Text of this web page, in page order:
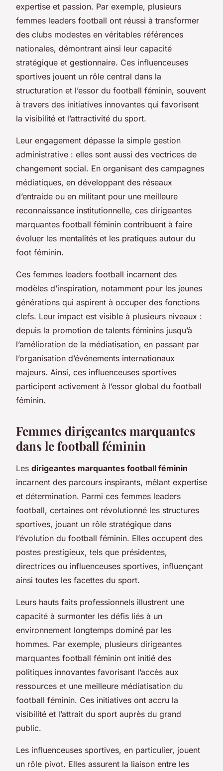
expertise et passion. Par exemple, plusieurs
femmes leaders football ont réussi à transformer
des clubs modestes en véritables références
nationales, démontrant ainsi leur capacité
stratégique et gestionnaire. Ces influenceuses
sportives jouent un rôle central dans la
structuration et l’essor du football féminin, souvent
à travers des initiatives innovantes qui favorisent
la visibilité et l’attractivité du sport.
Leur engagement dépasse la simple gestion
administrative : elles sont aussi des vectrices de
changement social. En organisant des campagnes
médiatiques, en développant des réseaux
d’entraide ou en militant pour une meilleure
reconnaissance institutionnelle, ces dirigeantes
marquantes football féminin contribuent à faire
évoluer les mentalités et les pratiques autour du
foot féminin.
Ces femmes leaders football incarnent des
modèles d’inspiration, notamment pour les jeunes
générations qui aspirent à occuper des fonctions
clefs. Leur impact est visible à plusieurs niveaux :
depuis la promotion de talents féminins jusqu’à
l’amélioration de la médiatisation, en passant par
l’organisation d’événements internationaux
majeurs. Ainsi, ces influenceuses sportives
participent activement à l’essor global du football
féminin.
Femmes dirigeantes marquantes
dans le football féminin
Les dirigeantes marquantes football féminin
incarnent des parcours inspirants, mêlant expertise
et détermination. Parmi ces femmes leaders
football, certaines ont révolutionné les structures
sportives, jouant un rôle stratégique dans
l’évolution du football féminin. Elles occupent des
postes prestigieux, tels que présidentes,
directrices ou influenceuses sportives, influençant
ainsi toutes les facettes du sport.
Leurs hauts faits professionnels illustrent une
capacité à surmonter les défis liés à un
environnement longtemps dominé par les
hommes. Par exemple, plusieurs dirigeantes
marquantes football féminin ont initié des
politiques innovantes favorisant l’accès aux
ressources et une meilleure médiatisation du
football féminin. Ces initiatives ont accru la
visibilité et l’attrait du sport auprès du grand
public.
Les influenceuses sportives, en particulier, jouent
un rôle pivot. Elles assurent la liaison entre les